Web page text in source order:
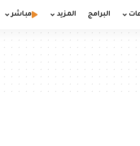
البرامج المزيد مباشر